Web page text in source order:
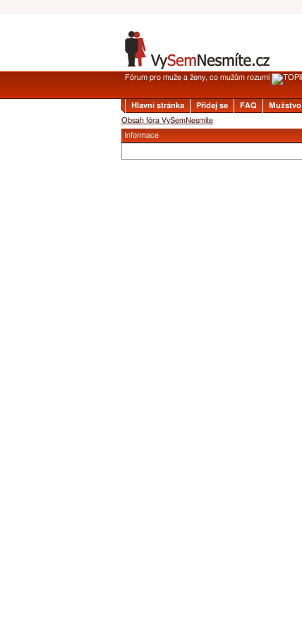
Fórum pro muže a ženy, co mužům rozumí
Hlavní stránka Přidej se FAQ Mužstvo
Obsah fóra VySemNesmíte
Informace